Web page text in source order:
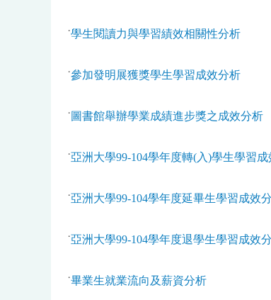
˙學生閱讀力與學習績效相關性分析
˙參加發明展獲獎學生學習成效分析
˙圖書館舉辦學業成績進步獎之成效分析
˙亞洲大學99-104學年度轉(入)學生學習
˙亞洲大學99-104學年度延畢生學習成效
˙亞洲大學99-104學年度退學生學習成效
˙畢業生就業流向及薪資分析